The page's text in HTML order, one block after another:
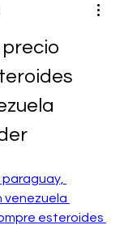
venezuela
esteroides